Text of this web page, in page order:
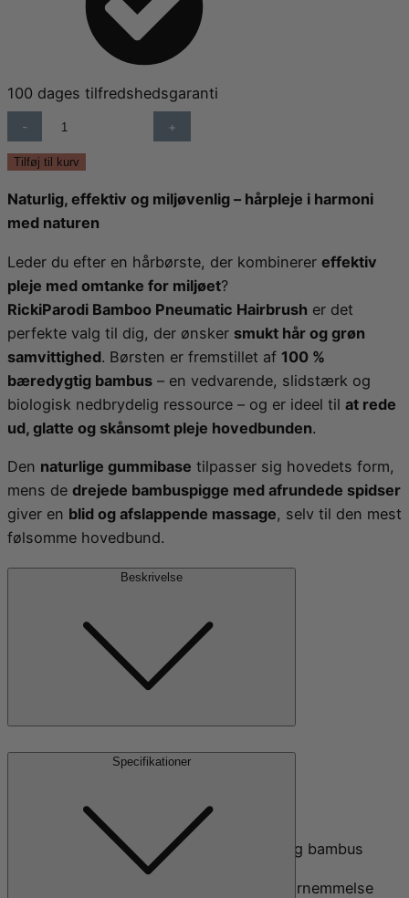
100 dages tilfredshedsgaranti
BAMBUS
-
OVAL
ANTAL
Tilføj til kurv
Naturlig, effektiv og miljøvenlig – hårpleje i harmoni
med naturen
Leder du efter en hårbørste, der kombinerer effektiv
pleje med omtanke for miljøet?
RickiParodi Bamboo Pneumatic Hairbrush er det
perfekte valg til dig, der ønsker smukt hår og grøn
samvittighed. Børsten er fremstillet af 100 %
bæredygtig bambus – en vedvarende, slidstærk og
biologisk nedbrydelig ressource – og er ideel til at rede
ud, glatte og skånsomt pleje hovedbunden.
Den naturlige gummibase tilpasser sig hovedets form,
mens de drejede bambuspigge med afrundede spidser
giver en blid og afslappende massage, selv til den mest
følsomme hovedbund.
Beskrivelse
Produktfordele:
Bæredygtigt og naturligt design
Lavet af 100 % biologisk nedbrydelig bambus
Let, slidstærk og med en naturlig fornemmelse
Specifikationer